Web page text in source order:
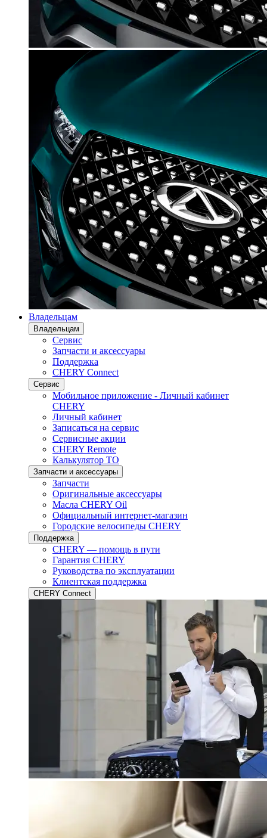
Владельцам
Владельцам
Сервис
Запчасти и аксессуары
Поддержка
CHERY Connect
Сервис
Мобильное приложение - Личный кабинет
CHERY
Личный кабинет
Записаться на сервис
Сервисные акции
CHERY Remote
Калькулятор ТО
Запчасти и аксессуары
Запчасти
Оригинальные аксессуары
Масла CHERY Oil
Официальный интернет-магазин
Городские велосипеды CHERY
Поддержка
CHERY — помощь в пути
Гарантия CHERY
Руководства по эксплуатации
Клиентская поддержка
CHERY Connect